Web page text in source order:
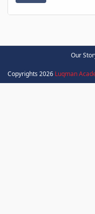
Our
Copyrights 2026 Luqman